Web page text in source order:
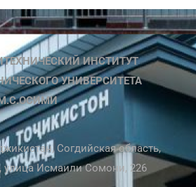
ИНСТИТУТ
УНИВЕРСИТЕТА
Согдийская область,
улица Исмаили Сомони, 226